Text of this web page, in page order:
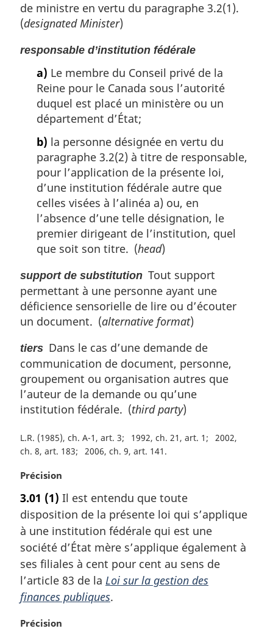
de ministre en vertu du paragraphe 3.2(1).
(designated Minister)
responsable d’institution fédérale
a) Le membre du Conseil privé de la
Reine pour le Canada sous l’autorité
duquel est placé un ministère ou un
département d’État;
b) la personne désignée en vertu du
paragraphe 3.2(2) à titre de responsable,
pour l’application de la présente loi,
d’une institution fédérale autre que
celles visées à l’alinéa a) ou, en
l’absence d’une telle désignation, le
premier dirigeant de l’institution, quel
que soit son titre. (head)
support de substitution Tout support
permettant à une personne ayant une
déficience sensorielle de lire ou d’écouter
un document. (alternative format)
tiers Dans le cas d’une demande de
communication de document, personne,
groupement ou organisation autres que
l’auteur de la demande ou qu’une
institution fédérale. (third party)
L.R. (1985), ch. A-1, art. 3 1992, ch. 21, art. 1
2002,
ch. 8, art. 183
2006, ch. 9, art. 141
N
t
e
m
a
g
i
n
l
Précision
3.01 (1) Il est entendu que toute
disposition de la présente loi qui s’applique
à une institution fédérale qui est une
société d’État mère s’applique également à
ses filiales à cent pour cent au sens de
l’article 83 de la Loi sur la gestion des
finances publiques.
N
Précision